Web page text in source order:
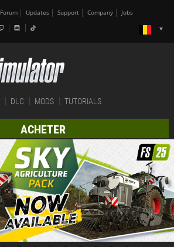
Forum Updates Support Company Jobs
DLC MODS TUTORIALS
ACHETER